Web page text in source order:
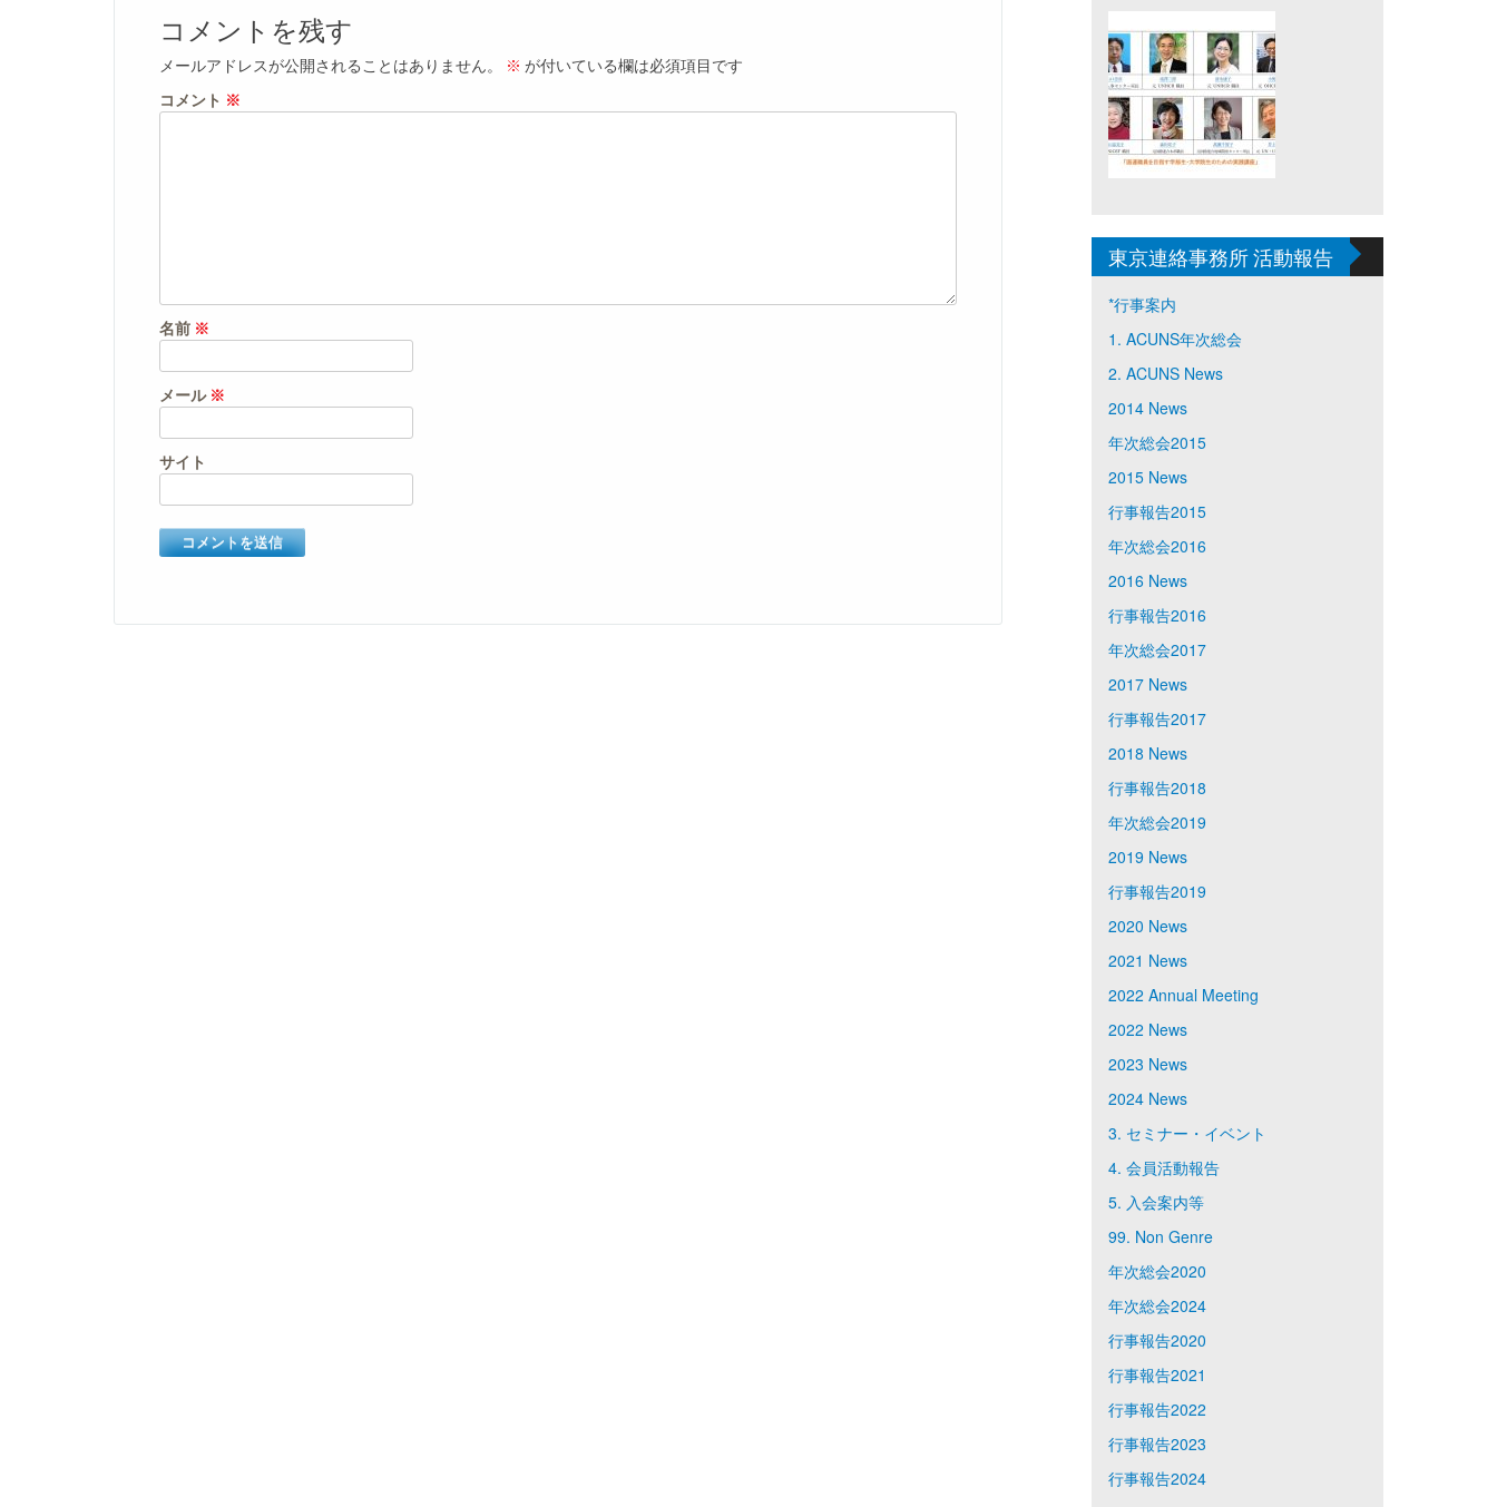
コメントを残す
メールアドレスが公開されることはありません。 ※ が付いている欄は必須項目です
コメント ※
名前 ※
メール ※
サイト
東京連絡事務所 活動報告
*行事案内
1. ACUNS年次総会
2. ACUNS News
2014 News
年次総会2015
2015 News
行事報告2015
年次総会2016
2016 News
行事報告2016
年次総会2017
2017 News
行事報告2017
2018 News
行事報告2018
年次総会2019
2019 News
行事報告2019
2020 News
2021 News
2022 Annual Meeting
2022 News
2023 News
2024 News
3. セミナー・イベント
4. 会員活動報告
5. 入会案内等
99. Non Genre
年次総会2020
年次総会2024
行事報告2020
行事報告2021
行事報告2022
行事報告2023
行事報告2024